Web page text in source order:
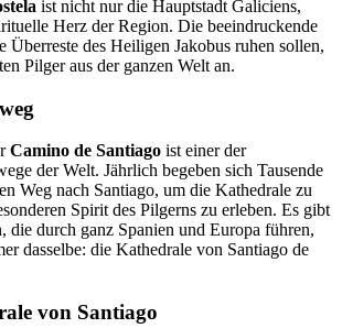
ist nicht nur die Hauptstadt Galiciens,
Herz der Region. Die beeindruckende
Überreste des Heiligen Jakobus ruhen sollen,
Pilger aus der ganzen Welt an.
Camino de Santiago ist einer der
der Welt. Jährlich begeben sich Tausende
Weg nach Santiago, um die Kathedrale zu
Spirit des Pilgerns zu erleben. Es gibt
die durch ganz Spanien und Europa führen,
dasselbe: die Kathedrale von Santiago de
von Santiago